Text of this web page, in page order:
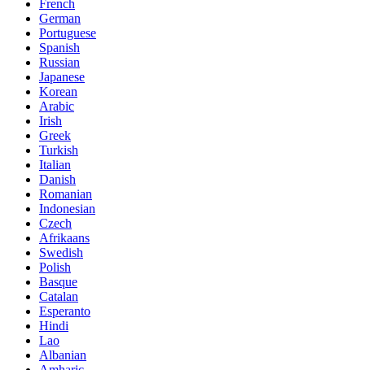
French
German
Portuguese
Spanish
Russian
Japanese
Korean
Arabic
Irish
Greek
Turkish
Italian
Danish
Romanian
Indonesian
Czech
Afrikaans
Swedish
Polish
Basque
Catalan
Esperanto
Hindi
Lao
Albanian